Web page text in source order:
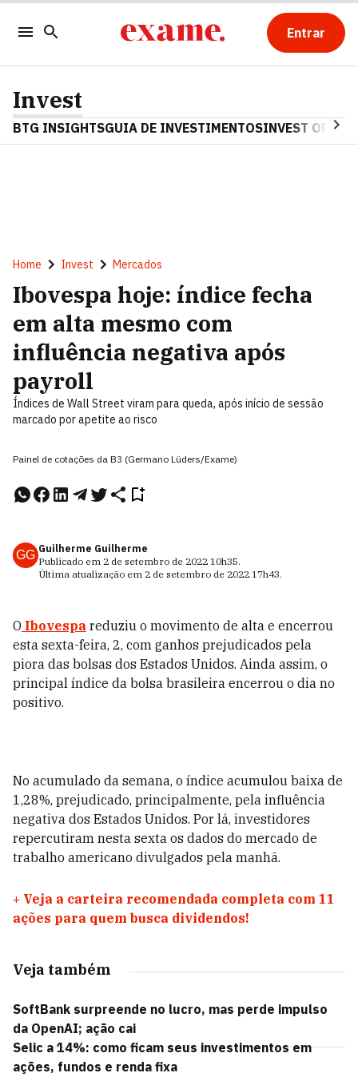
Entrar
Invest
BTG INSIGHTSGUIA DE INVESTIMENTOSINVEST OPINA
Home Invest Mercados
Ibovespa hoje: índice fecha
em alta mesmo com
influência negativa após
payroll
Índices de Wall Street viram para queda, após início de sessão
marcado por apetite ao risco
Painel de cotações da B3 (Germano Lüders/Exame)
GG Guilherme Guilherme
Publicado em 2 de setembro de 2022 10h35.
Última atualização em 2 de setembro de 2022 17h43.
O Ibovespa reduziu o movimento de alta e encerrou
esta sexta-feira, 2, com ganhos prejudicados pela
piora das bolsas dos Estados Unidos. Ainda assim, o
principal índice da bolsa brasileira encerrou o dia no
positivo.
No acumulado da semana, o índice acumulou baixa de
1,28%, prejudicado, principalmente, pela influência
negativa dos Estados Unidos. Por lá, investidores
repercutiram nesta sexta os dados do mercado de
trabalho americano divulgados pela manhã.
+ Veja a carteira recomendada completa com 11
ações para quem busca dividendos!
Veja também
SoftBank surpreende no lucro, mas perde impulso
da OpenAI; ação cai
Selic a 14%: como ficam seus investimentos em
ações, fundos e renda fixa